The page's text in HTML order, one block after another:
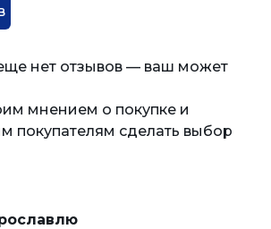
нет отзывов — ваш может
мнением о покупке и
покупателям сделать выбор